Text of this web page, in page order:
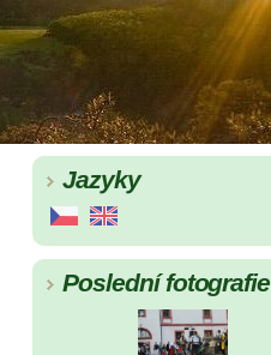
Jazyky
Poslední fotografie